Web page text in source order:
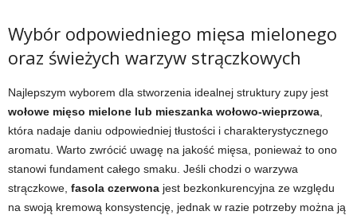
Wybór odpowiedniego mięsa mielonego
oraz świeżych warzyw strączkowych
Najlepszym wyborem dla stworzenia idealnej struktury zupy jest
wołowe mięso mielone lub mieszanka wołowo-wieprzowa
która nadaje daniu odpowiedniej tłustości i charakterystycznego
aromatu. Warto zwrócić uwagę na jakość mięsa, ponieważ to ono
stanowi fundament całego smaku. Jeśli chodzi o warzywa
strączkowe, fasola czerwona jest bezkonkurencyjna ze względu
na swoją kremową konsystencję, jednak w razie potrzeby można ją